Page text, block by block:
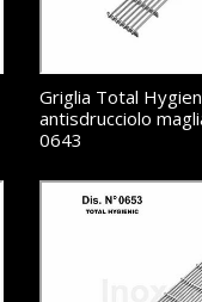
Griglia Total
antisdrucciolo
0643